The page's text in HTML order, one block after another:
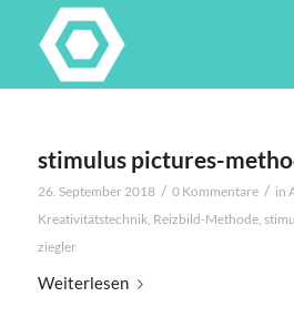
stimulus pictures-
26. September 2018 / 0 Kommentare / in
Kreativitätstechnik, Reizbild-Methode,
ziegler
Weiterlesen